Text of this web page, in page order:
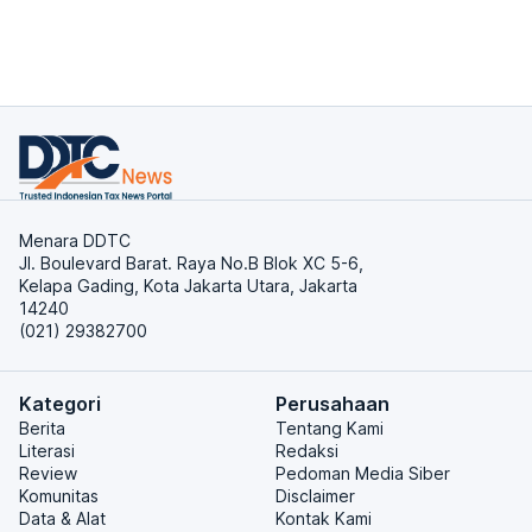
Menara DDTC
Jl. Boulevard Barat. Raya No.B Blok XC 5-6,
Kelapa Gading, Kota Jakarta Utara, Jakarta
14240
(021) 29382700
Kategori
Berita
Literasi
Review
Komunitas
Data & Alat
Perusahaan
Tentang Kami
Redaksi
Pedoman Media Siber
Disclaimer
Kontak Kami